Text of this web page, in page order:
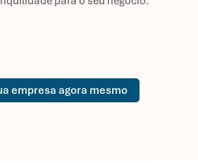
empresa agora mesmo